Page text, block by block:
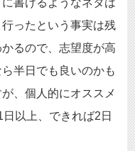
ったという事実は残
るので、志望度が高
半日でも良いのかも
、個人的にオススメ
以上、できれば2日